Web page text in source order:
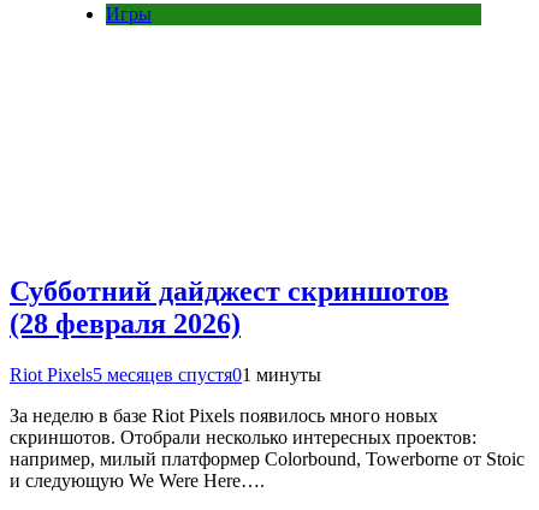
Игры
Субботний дайджест скриншотов
(28 февраля 2026)
Riot Pixels5 месяцев спустя01 минуты
За неделю в базе Riot Pixels появилось много новых
скриншотов. Отобрали несколько интересных проектов:
например, милый платформер Colorbound, Towerborne от Stoic
и следующую We Were Here….